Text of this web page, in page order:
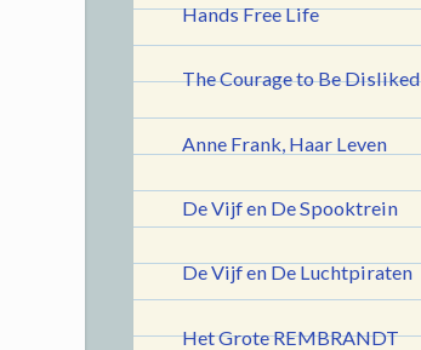
Hands Free Life
The Courage to Be Disliked
Anne Frank, Haar Leven
De Vijf en De Spooktrein
De Vijf en De Luchtpiraten
Het Grote REMBRANDT